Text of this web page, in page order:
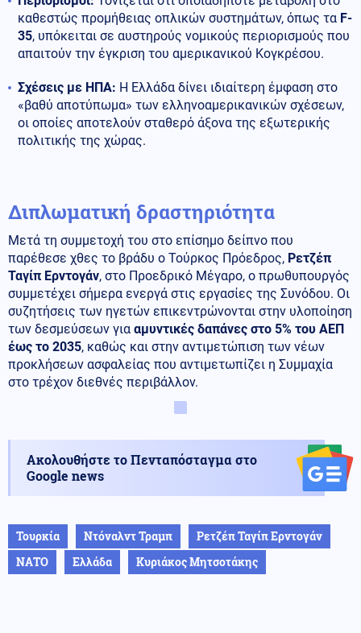
καθεστώς προμήθειας οπλικών συστημάτων, όπως τα F-
35, υπόκειται σε αυστηρούς νομικούς περιορισμούς που
απαιτούν την έγκριση του αμερικανικού Κογκρέσου.
Σχέσεις με ΗΠΑ: Η Ελλάδα δίνει ιδιαίτερη έμφαση στο
«βαθύ αποτύπωμα» των ελληνοαμερικανικών σχέσεων,
οι οποίες αποτελούν σταθερό άξονα της εξωτερικής
πολιτικής της χώρας.
Διπλωματική δραστηριότητα
Μετά τη συμμετοχή του στο επίσημο δείπνο που
παρέθεσε χθες το βράδυ ο Τούρκος Πρόεδρος, Ρετζέπ
Ταγίπ Ερντογάν, στο Προεδρικό Μέγαρο, ο πρωθυπουργός
συμμετέχει σήμερα ενεργά στις εργασίες της Συνόδου. Οι
συζητήσεις των ηγετών επικεντρώνονται στην υλοποίηση
των δεσμεύσεων για αμυντικές δαπάνες στο 5% του ΑΕΠ
έως το 2035, καθώς και στην αντιμετώπιση των νέων
προκλήσεων ασφαλείας που αντιμετωπίζει η Συμμαχία
στο τρέχον διεθνές περιβάλλον.
Ακολουθήστε το Πενταπόσταγμα στο
Google news
Τουρκία Ντόναλντ Τραμπ
Ρετζέπ Ταγίπ Ερντογάν
ΝΑΤΟ
Ελλάδα Κυριάκος Μητσοτάκης